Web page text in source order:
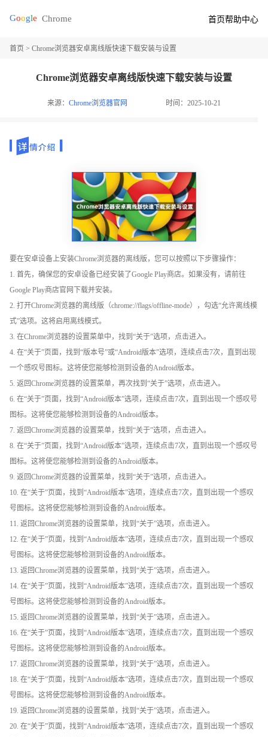
首页帮助中心
首页 > Chrome浏览器安卓离线版快速下载安装与设置
Chrome浏览器安卓离线版快速下载安装与设置
来源：Chrome浏览器官网 时间：2025-10-21
要在安卓设备上安装Chrome浏览器的离线版，您可以按照以下步骤操作：
1. 首先，确保您的安卓设备已经安装了Google Play商店。如果没有，请前往
Google Play商店官网下载并安装。
2. 打开Chrome浏览器的离线版（chrome://flags/offline-mode），勾选“允许离线模
式”选项。这将启用离线模式。
3. 在Chrome浏览器的设置菜单中，找到“关于”选项，点击进入。
4. 在“关于”页面，找到“版本号”或“Android版本”选项，连续点击7次，直到出现
一个感叹号图标。这将使您能够检测到设备的Android版本。
5. 返回Chrome浏览器的设置菜单，再次找到“关于”选项，点击进入。
6. 在“关于”页面，找到“Android版本”选项，连续点击7次，直到出现一个感叹号
图标。这将使您能够检测到设备的Android版本。
7. 返回Chrome浏览器的设置菜单，找到“关于”选项，点击进入。
8. 在“关于”页面，找到“Android版本”选项，连续点击7次，直到出现一个感叹号
图标。这将使您能够检测到设备的Android版本。
9. 返回Chrome浏览器的设置菜单，找到“关于”选项，点击进入。
10. 在“关于”页面，找到“Android版本”选项，连续点击7次，直到出现一个感叹
号图标。这将使您能够检测到设备的Android版本。
11. 返回Chrome浏览器的设置菜单，找到“关于”选项，点击进入。
12. 在“关于”页面，找到“Android版本”选项，连续点击7次，直到出现一个感叹
号图标。这将使您能够检测到设备的Android版本。
13. 返回Chrome浏览器的设置菜单，找到“关于”选项，点击进入。
14. 在“关于”页面，找到“Android版本”选项，连续点击7次，直到出现一个感叹
号图标。这将使您能够检测到设备的Android版本。
15. 返回Chrome浏览器的设置菜单，找到“关于”选项，点击进入。
16. 在“关于”页面，找到“Android版本”选项，连续点击7次，直到出现一个感叹
号图标。这将使您能够检测到设备的Android版本。
17. 返回Chrome浏览器的设置菜单，找到“关于”选项，点击进入。
18. 在“关于”页面，找到“Android版本”选项，连续点击7次，直到出现一个感叹
号图标。这将使您能够检测到设备的Android版本。
19. 返回Chrome浏览器的设置菜单，找到“关于”选项，点击进入。
20. 在“关于”页面，找到“Android版本”选项，连续点击7次，直到出现一个感叹